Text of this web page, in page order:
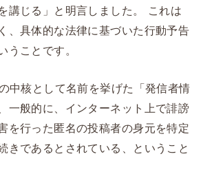
講じる」と明言しました。 これは
、具体的な法律に基づいた行動予告
うことです。
中核として名前を挙げた「発信者情
一般的に、インターネット上で誹謗
を行った匿名の投稿者の身元を特定
きであるとされている、ということ